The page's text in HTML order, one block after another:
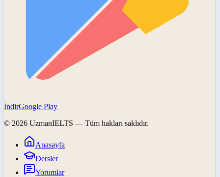
İndirGoogle Play
© 2026 UzmanIELTS — Tüm hakları saklıdır.
Anasayfa
Dersler
Yorumlar